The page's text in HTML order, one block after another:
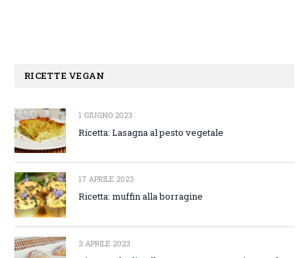
RICETTE VEGAN
1 GIUGNO 2023
Ricetta: Lasagna al pesto vegetale
17 APRILE 2023
Ricetta: muffin alla borragine
3 APRILE 2023